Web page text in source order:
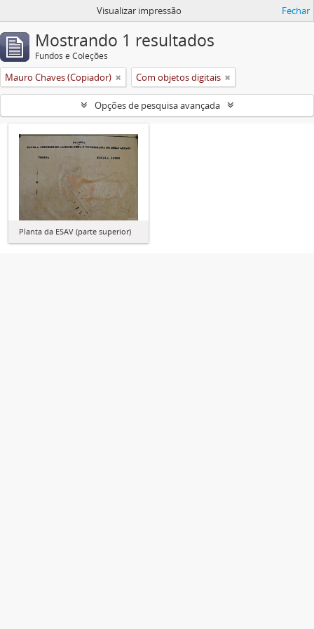
Visualizar impressão Fechar
Mostrando 1 resultados
Fundos e Coleções
Mauro Chaves (Copiador) Com objetos digitais
Opções de pesquisa avançada
Planta da ESAV (parte superior)